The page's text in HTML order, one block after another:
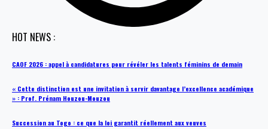
HOT NEWS :
CAOF 2026 : appel à candidatures pour révéler les talents féminins de demain
« Cette distinction est une invitation à servir davantage l’excellence académique
» : Prof. Prénam Houzou-Mouzou
Succession au Togo : ce que la loi garantit réellement aux veuves